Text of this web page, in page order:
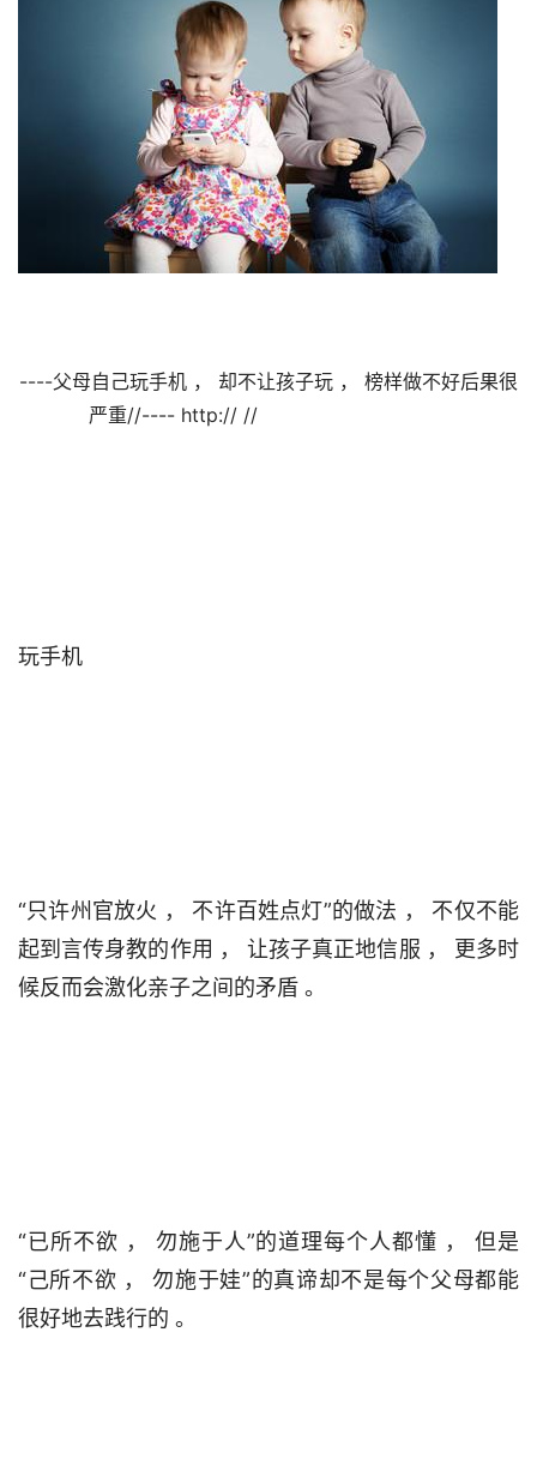
----父母自己玩手机 ， 却不让孩子玩 ， 榜样做不好后果很
严重//---- http:// //
玩手机
“只许州官放火 ， 不许百姓点灯”的做法 ， 不仅不能
起到言传身教的作用 ， 让孩子真正地信服 ， 更多时
候反而会激化亲子之间的矛盾 。
“已所不欲 ， 勿施于人”的道理每个人都懂 ， 但是
“己所不欲 ， 勿施于娃”的真谛却不是每个父母都能
很好地去践行的 。